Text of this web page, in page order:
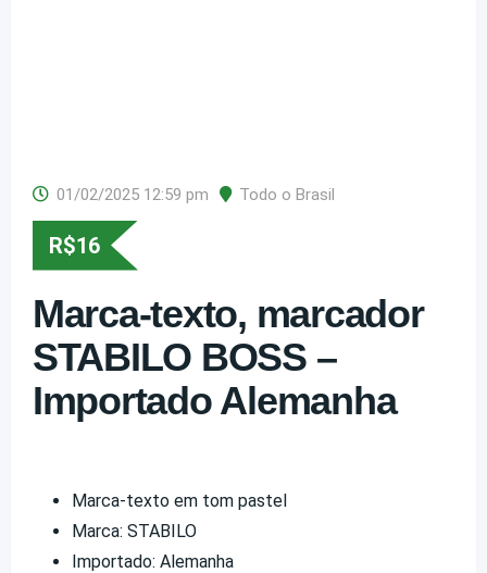
01/02/2025 12:59 pm Todo o Brasil
R$16
Marca-texto, marcador
STABILO BOSS –
Importado Alemanha
Marca-texto em tom pastel
Marca: STABILO
Importado: Alemanha